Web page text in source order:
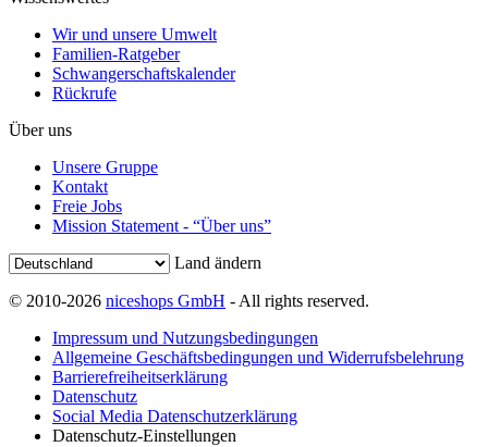
Wir und unsere Umwelt
Familien-Ratgeber
Schwangerschaftskalender
Rückrufe
Über uns
Unsere Gruppe
Kontakt
Freie Jobs
Mission Statement - “Über uns”
Land ändern
© 2010-2026 niceshops GmbH - All rights reserved.
Impressum und Nutzungsbedingungen
Allgemeine Geschäftsbedingungen und Widerrufsbelehrung
Barrierefreiheitserklärung
Datenschutz
Social Media Datenschutzerklärung
Datenschutz-Einstellungen